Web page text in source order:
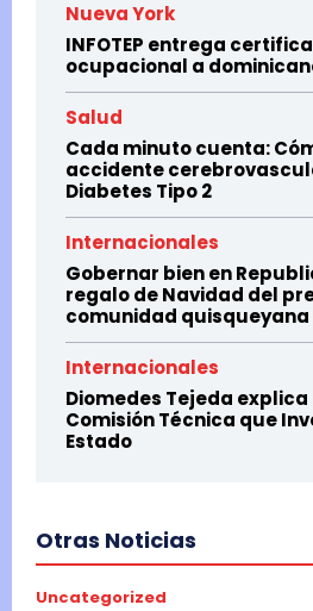
Nueva York
INFOTEP entrega
ocupacional a
Salud
Cada minuto cuenta:
accidente
Diabetes Tipo 2
Internacionales
Gobernar bien en
regalo de Navidad del
comunidad quisqueyana
Internacionales
Diomedes Tejeda
Comisión Técnica que
Estado
Otras Noticias
Uncategorized